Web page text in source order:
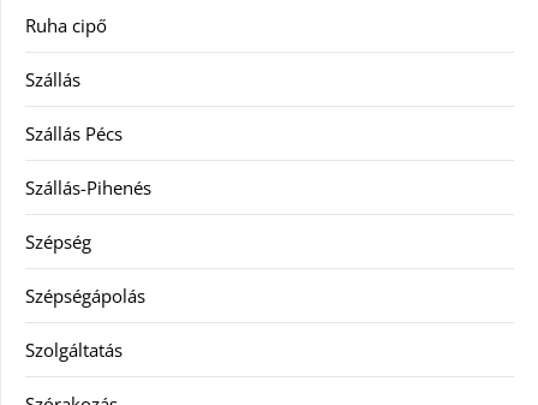
Ruha cipő
Szállás
Szállás Pécs
Szállás-Pihenés
Szépség
Szépségápolás
Szolgáltatás